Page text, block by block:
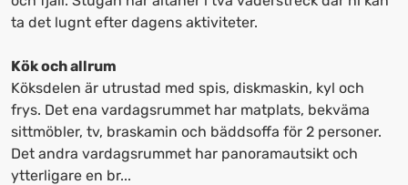
upp
för
att
ändra
datum
upp
att
ändra
datum.
ta det lugnt efter dagens aktiviteter.
Kök och allrum
Köksdelen är utrustad med spis, diskmaskin, kyl och
frys. Det ena vardagsrummet har matplats, bekväma
sittmöbler, tv, braskamin och bäddsoffa för 2 personer.
Det andra vardagsrummet har panoramautsikt och
ytterligare en br...